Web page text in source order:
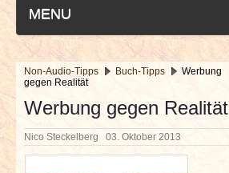
MENU
NEUESTE ARTIKEL
NEWS & DATES
Non-Audio-Tipps Buch-Tipps
Werbung
gegen Realität
Werbung gegen Realität
Nico Steckelberg 03. Oktober 2013